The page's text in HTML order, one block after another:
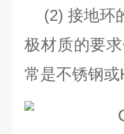
(2)接地环
极材质的要
常是不锈钢或